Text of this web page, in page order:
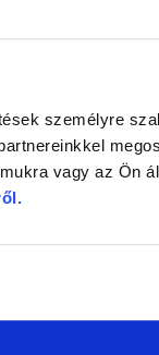
személyre
vagy az Ön
.